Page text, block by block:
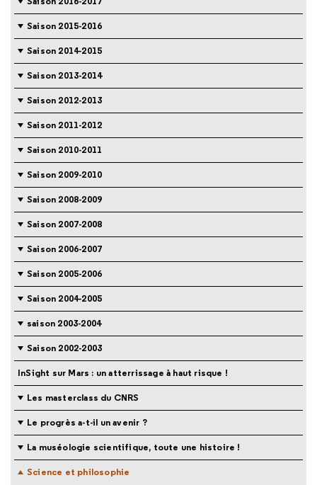
Saison 2015-2016
Saison 2014-2015
Saison 2013-2014
Saison 2012-2013
Saison 2011-2012
Saison 2010-2011
Saison 2009-2010
Saison 2008-2009
Saison 2007-2008
Saison 2006-2007
Saison 2005-2006
Saison 2004-2005
saison 2003-2004
Saison 2002-2003
InSight sur Mars : un atterrissage à haut risque !
Les masterclass du CNRS
Le progrès a-t-il un avenir ?
La muséologie scientifique, toute une histoire !
Science et philosophie